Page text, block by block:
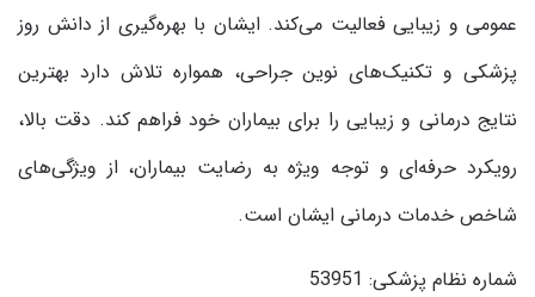
عمومی و زیبایی فعالیت می‌کند. ایشان با بهره‌گیری از دانش روز
پزشکی و تکنیک‌های نوین جراحی، همواره تلاش دارد بهترین
نتایج درمانی و زیبایی را برای بیماران خود فراهم کند. دقت بالا،
رویکرد حرفه‌ای و توجه ویژه به رضایت بیماران، از ویژگی‌های
شاخص خدمات درمانی ایشان است.
شماره نظام پزشکی: 53951